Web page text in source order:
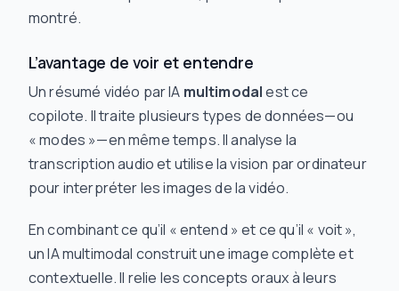
montré.
L’avantage de voir et entendre
Un résumé vidéo par IA multimodalest ce
copilote. Il traite plusieurs types de données—ou
« modes »—en même temps. Il analyse la
transcription audio et utilise la vision par ordinateur
pour interpréter les images de la vidéo.
En combinant ce qu’il « entend » et ce qu’il « voit »,
un IA multimodal construit une image complète et
contextuelle. Il relie les concepts oraux à leurs